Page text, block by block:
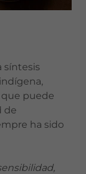
síntesis
puede
de
ha sido